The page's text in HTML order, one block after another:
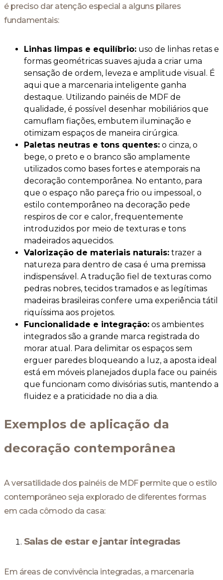
é preciso dar atenção especial a alguns pilares
fundamentais:
Linhas limpas e equilíbrio: uso de linhas retas e
formas geométricas suaves ajuda a criar uma
sensação de ordem, leveza e amplitude visual. É
aqui que a marcenaria inteligente ganha
destaque. Utilizando painéis de MDF de
qualidade, é possível desenhar mobiliários que
camuflam fiações, embutem iluminação e
otimizam espaços de maneira cirúrgica.
Paletas neutras e tons quentes: o cinza, o
bege, o preto e o branco são amplamente
utilizados como bases fortes e atemporais na
decoração contemporânea. No entanto, para
que o espaço não pareça frio ou impessoal, o
estilo contemporâneo na decoração pede
respiros de cor e calor, frequentemente
introduzidos por meio de texturas e tons
madeirados aquecidos.
Valorização de materiais naturais: trazer a
natureza para dentro de casa é uma premissa
indispensável. A tradução fiel de texturas como
pedras nobres, tecidos tramados e as legítimas
madeiras brasileiras confere uma experiência tátil
riquíssima aos projetos.
Funcionalidade e integração: os ambientes
integrados são a grande marca registrada do
morar atual. Para delimitar os espaços sem
erguer paredes bloqueando a luz, a aposta ideal
está em móveis planejados dupla face ou painéis
que funcionam como divisórias sutis, mantendo a
fluidez e a praticidade no dia a dia.
Exemplos de aplicação da
decoração contemporânea
A versatilidade dos painéis de MDF permite que o estilo
contemporâneo seja explorado de diferentes formas
em cada cômodo da casa:
Salas de estar e jantar integradas
Em áreas de convivência integradas, a marcenaria